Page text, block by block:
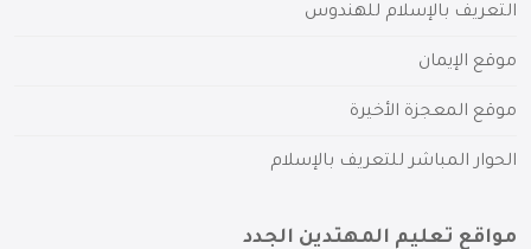
التعريف بالإسلام للهندوس
موقع الإيمان
موقع المعجزة الأخيرة
الحوار المباشر للتعريف بالإسلام
مواقع تعليم المهتدين الجدد